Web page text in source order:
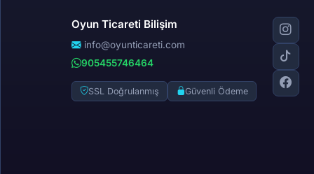
Oyun Ticareti Bilişim
info@oyunticareti.com
905455746464
SSL Doğrulanmış Güvenli Ödeme